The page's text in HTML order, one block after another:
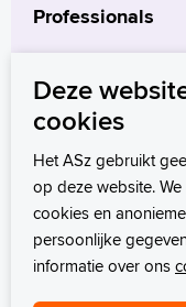
Professionals
Verwijzers
Wetenschappelijk
Deze
cookies
Het ASz gebruikt
op deze website.
cookies en
persoonlijke
informatie over ons